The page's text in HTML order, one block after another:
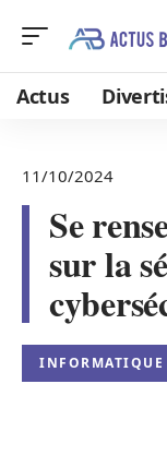
Actus
11/10/2024
Se
sur la
INFORMATIQUE